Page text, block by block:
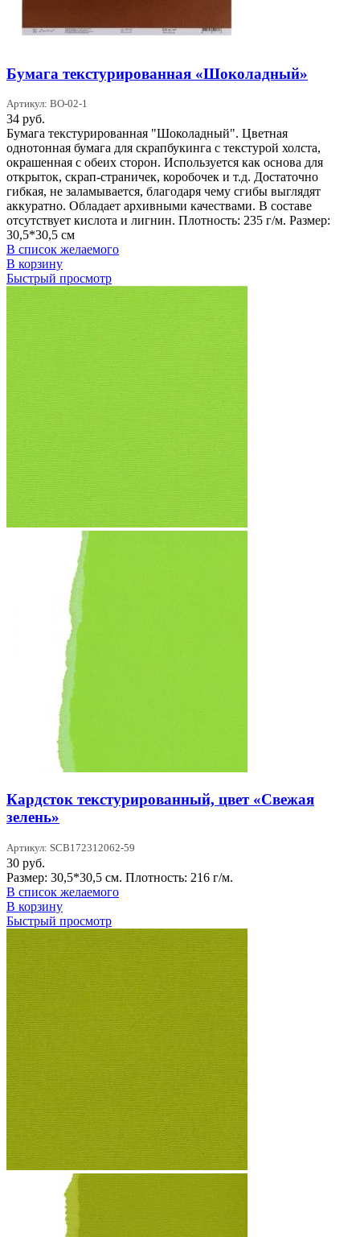
Бумага текстурированная «Шоколадный»
Артикул: BO-02-1
34 руб.
Бумага текстурированная "Шоколадный". Цветная
однотонная бумага для скрапбукинга с текстурой холста,
окрашенная с обеих сторон. Используется как основа для
открыток, скрап-страничек, коробочек и т.д. Достаточно
гибкая, не заламывается, благодаря чему сгибы выглядят
аккуратно. Обладает архивными качествами. В составе
отсутствует кислота и лигнин. Плотность: 235 г/м. Размер:
30,5*30,5 см
В список желаемого
В корзину
Быстрый просмотр
Кардсток текстурированный, цвет «Свежая
зелень»
Артикул: SCB172312062-59
30 руб.
Размер: 30,5*30,5 см. Плотность: 216 г/м.
В список желаемого
В корзину
Быстрый просмотр